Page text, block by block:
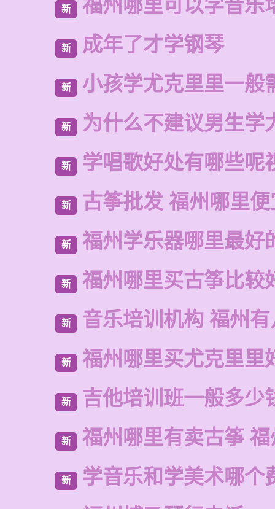
新 福州哪里可以学音乐
新 成年了才学钢琴
新 小孩学尤克里里一般
新 为什么不建议男生学
新 学唱歌好处有哪些呢
新 古筝批发 福州哪里
新 福州学乐器哪里最好
新 福州哪里买古筝比较
新 音乐培训机构 福州
新 福州哪里买尤克里里
新 吉他培训班一般多少
新 福州哪里有卖古筝
新
学音乐和学美术哪个